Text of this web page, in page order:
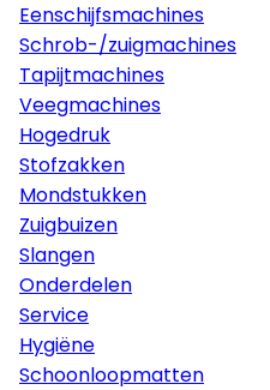
Eenschijfsmachines
Schrob-/zuigmachines
Tapijtmachines
Veegmachines
Hogedruk
Stofzakken
Mondstukken
Zuigbuizen
Slangen
Onderdelen
Service
Hygiëne
Schoonloopmatten